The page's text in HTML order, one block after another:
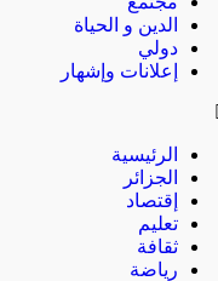
الدين و الحياة
دولي
إعلانات وإشهار
الرئيسية
الجزائر
إقتصاد
تعليم
ثقافة
رياضة